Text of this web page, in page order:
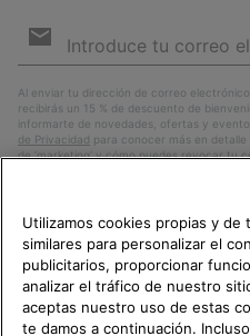
de
Al enviar tu dirección de correo
recibirás un 15 % de descuento de
informarte de novedades, ofertas y
de Privacidad para conocer más en
de ’marketing’ y cómo puedes revocar tu
TE DAMOS LA
Utilizamos cookies propias y de
similares para personalizar el
publicitarios, proporcionar
analizar el tráfico de nuestro
aceptas nuestro uso de estas
te damos a continuación.